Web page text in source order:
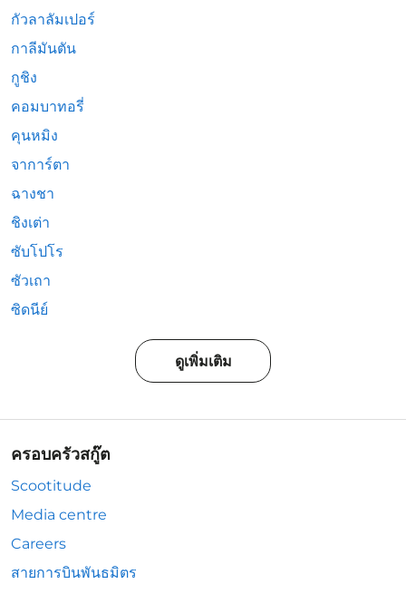
กัวลาลัมเปอร์
กาลีมันตัน
กูชิง
คอมบาทอรี่
คุนหมิง
จาการ์ตา
ฉางชา
ชิงเต่า
ซับโปโร
ซัวเถา
ซิดนีย์
ดูเพิ่มเติม
ครอบครัวสกู๊ต
Scootitude
Media centre
Careers
สายการบินพันธมิตร